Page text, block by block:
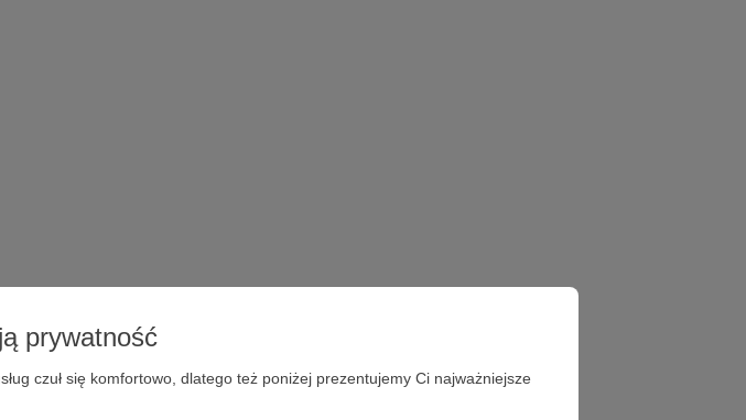
prywatność
czuł się komfortowo, dlatego też poniżej prezentujemy Ci najważniejsze